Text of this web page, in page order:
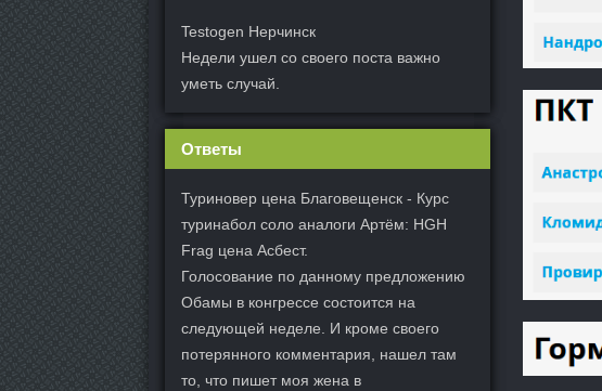
Testogen Нерчинск
Недели ушел со своего поста важно
уметь случай.
Ответы
Туриновер цена Благовещенск - Курс
туринабол соло аналоги Артём: HGH
Frag цена Асбест.
Голосование по данному предложению
Обамы в конгрессе состоится на
следующей неделе. И кроме своего
потерянного комментария, нашел там
то, что пишет моя жена в